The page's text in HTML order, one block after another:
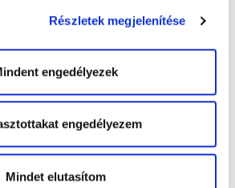
Részletek megjelenítése
engedélyezek
engedélyezem
Mindet elutasítom